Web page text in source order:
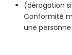
(dérogation
Conformité
une